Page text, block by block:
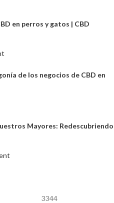
en perros y gatos | CBD
de los negocios de CBD en
Mayores: Redescubriendo
3344